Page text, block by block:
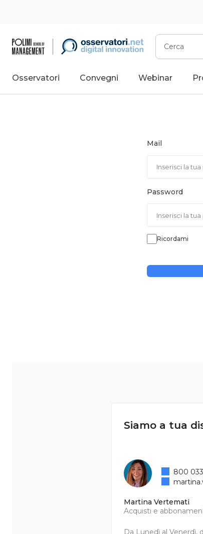
Cerca
Osservatori Convegni Webinar
Mail
Password
Ricordami
Siamo a tua
Martina Vertemati
Acquisti e
Da Lunedì al Venerdì,
800